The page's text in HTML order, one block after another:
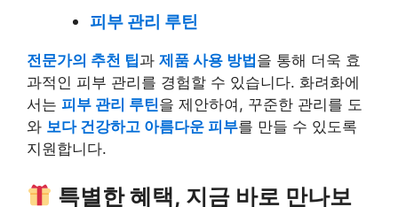
피부 관리 루틴
전문가의 추천 팁과 제품 사용 방법 을 통해 더욱 효
과적인 피부 관리를 경험할 수 있습니다. 화려화에
서는 피부 관리 루틴을 제안하여, 꾸준한 관리를 도
와 보다 건강하고 아름다운 피부를 만들 수 있도록
지원합니다.
특별한 혜택, 지금 바로 만나보